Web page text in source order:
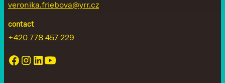
veronika.friebova@yrr.cz
contact
+420 778 457 229